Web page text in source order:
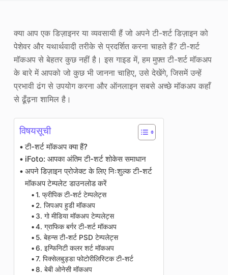
छवि पुनः कॉपीराइट
क्या आप एक डिज़ाइनर या व्यवसायी हैं जो अपने टी-शर्ट डिज़ाइन को
पेशेवर और यथार्थवादी तरीके से प्रदर्शित करना चाहते हैं? टी-शर्ट
मॉकअप से बेहतर कुछ नहीं है। इस गाइड में, हम मुफ़्त टी-शर्ट मॉकअप
के बारे में आपको जो कुछ भी जानना चाहिए, उसे देखेंगे, जिसमें उन्हें
प्रभावी ढंग से उपयोग करना और ऑनलाइन सबसे अच्छे मॉकअप कहाँ
से ढूँढ़ना शामिल है।
विषयसूची
टी-शर्ट मॉकअप क्या हैं?
iFoto: आपका अंतिम टी-शर्ट शोकेस समाधान
अपने डिज़ाइन प्रोजेक्ट के लिए निःशुल्क टी-शर्ट
मॉकअप टेम्पलेट डाउनलोड करें
1. फ्रीपिक टी-शर्ट टेम्पलेट्स
2. जिपअप हुडी मॉकअप
3. गो मीडिया मॉकअप टेम्पलेट्स
4. ग्राफिक बर्गर टी-शर्ट मॉकअप
5. बेहन्स टी-शर्ट PSD टेम्पलेट्स
6. इन्फिनिटी कलर शर्ट मॉकअप
7. पिक्सेलबुड्डा फोटोरीलिस्टिक टी-शर्ट
8. बेबी ओनेसी मॉकअप